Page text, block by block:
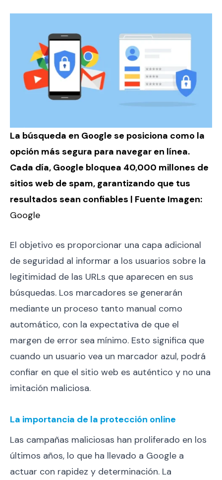
La búsqueda en Google se posiciona como la
opción más segura para navegar en línea.
Cada día, Google bloquea 40,000 millones de
sitios web de spam, garantizando que tus
resultados sean confiables | Fuente Imagen:
Google
El objetivo es proporcionar una capa adicional
de seguridad al informar a los usuarios sobre la
legitimidad de las URLs que aparecen en sus
búsquedas. Los marcadores se generarán
mediante un proceso tanto manual como
automático, con la expectativa de que el
margen de error sea mínimo. Esto significa que
cuando un usuario vea un marcador azul, podrá
confiar en que el sitio web es auténtico y no una
imitación maliciosa.
La importancia de la protección online
Las campañas maliciosas han proliferado en los
últimos años, lo que ha llevado a Google a
actuar con rapidez y determinación. La